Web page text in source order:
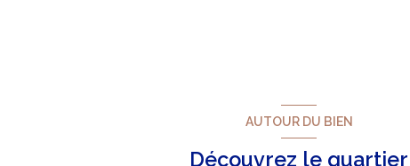
AUTOUR DU BIEN
Découvrez le quartier